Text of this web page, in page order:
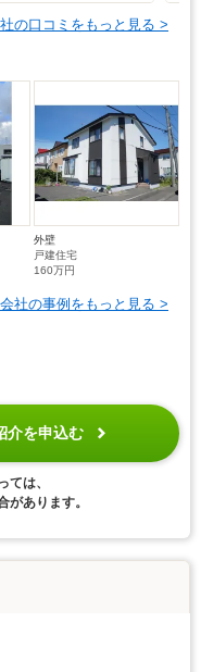
の口コミをもっと見る >
外壁
戸建住宅
160万円
社の事例をもっと見る >
介を申込む
は、
があります。